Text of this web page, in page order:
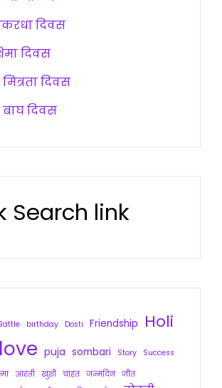
दिवस
दिवस
मित्रता दिवस
बाघ दिवस
Search link
birthday Dosti Friendship
Holi
love puja sombari Story
Success
आरती खुशी चाहत जन्मदिन जीत